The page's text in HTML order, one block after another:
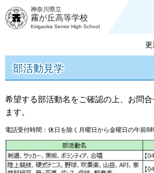
神奈川県立
霧が丘高等学校
Kirigaoka Senior High School
更
部活動見学
希望する部活動名をご確認の上、お問
ます。
電話受付時間：休日を除く月曜日から金曜日の午前8